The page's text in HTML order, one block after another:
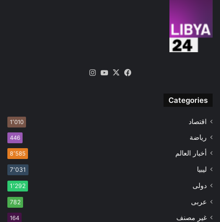
فيسبوك
‫X
‫YouTube
Categories
اقتصاد 1٬010
رياضة 446
أخبار العالم 8٬585
ليبيا 7٬031
دولى 1٬292
عربى 782
غير مصنف 164